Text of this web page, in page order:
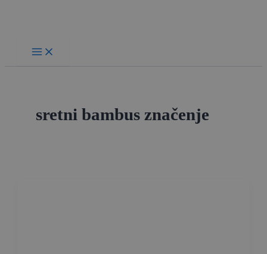
sretni bambus značenje